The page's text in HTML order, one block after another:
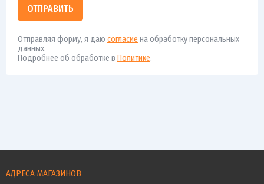
ОТПРАВИТЬ
Отправляя форму, я даю согласие на обработку персональных
данных.
Подробнее об обработке в Политике.
АДРЕСА МАГАЗИНОВ